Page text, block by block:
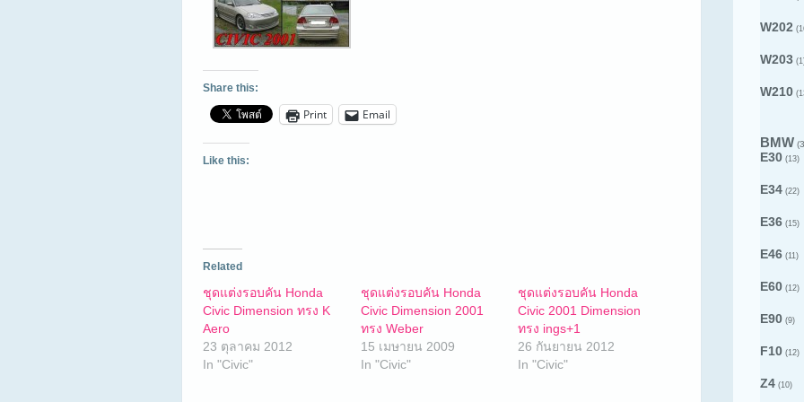
Share this:
Print Email
Like this:
Related
ชุดแต่งรอบคัน Honda
Civic Dimension ทรง K
Aero
23 ตุลาคม 2012
In "Civic"
ชุดแต่งรอบคัน Honda
Civic Dimension 2001
ทรง Weber
15 เมษายน 2009
In "Civic"
ชุดแต่งรอบคัน Honda
Civic 2001 Dimension
ทรง ings+1
26 กันยายน 2012
In "Civic"
W202
W203
W210
BMW
E30 (13)
E34 (22)
E36 (15)
E46 (11)
E60 (12)
E90 (9)
F10 (12)
Z4 (10)